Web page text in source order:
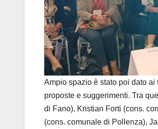
Ampio spazio è stato poi dato
proposte e suggerimenti. Tra
di Fano), Kristian Forti (cons.
(cons. comunale di Pollenza),